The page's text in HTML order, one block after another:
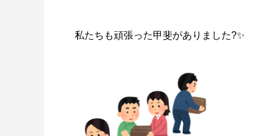
私たちも頑張った甲斐がありました?✨